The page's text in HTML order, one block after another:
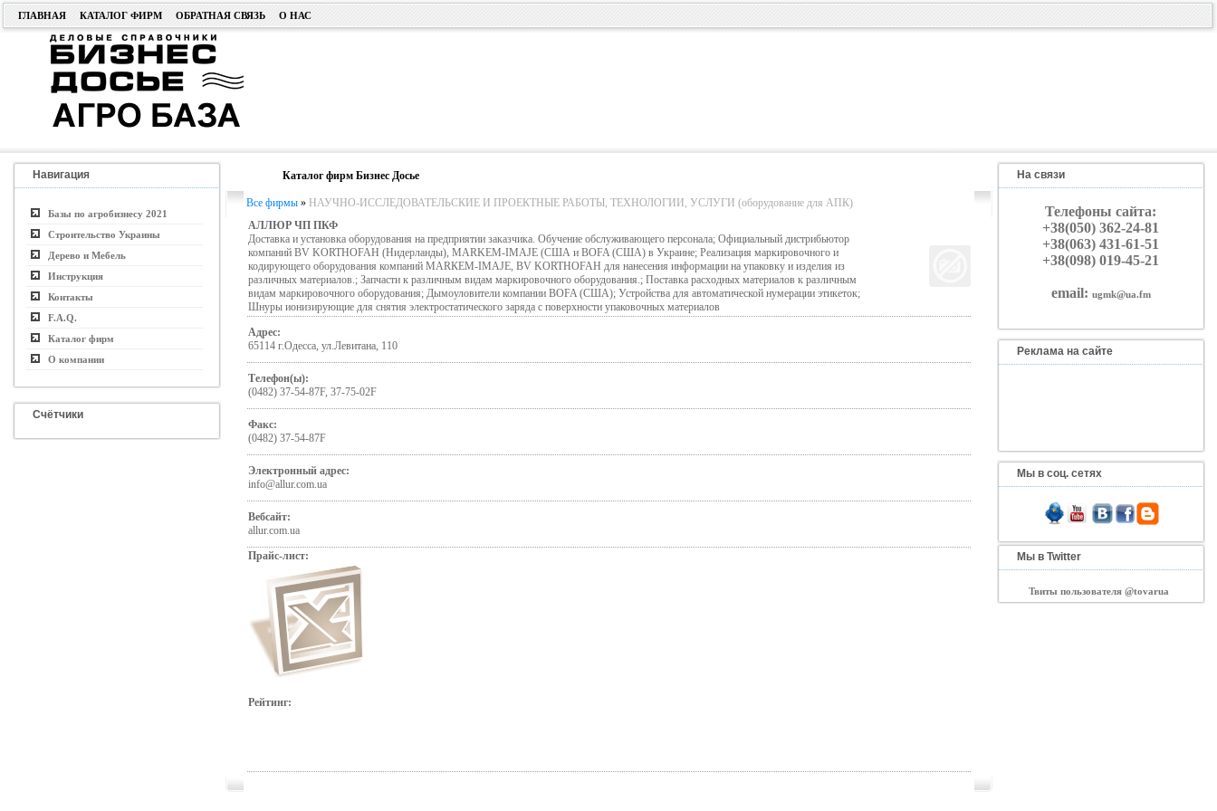
ГЛАВНАЯ КАТАЛОГ ФИРМ ОБРАТНАЯ СВЯЗЬ О НАС
Навигация
Базы по агробизнесу 2021
Строительство Украины
Дерево и Мебель
Инструкция
Контакты
F.A.Q.
Каталог фирм
О компании
Счётчики
Каталог фирм Бизнес Досье
Все фирмы» НАУЧНО-ИССЛЕДОВАТЕЛЬСКИЕ И ПРОЕКТНЫЕ РАБОТЫ, ТЕХНОЛОГИИ, УСЛУГИ (оборудование для АПК)
АЛЛЮР ЧП ПКФ
Доставка и установка оборудования на предприятии заказчика. Обучение обслуживающего персонала; Официальный дистрибьютор
компаний BV KORTHOFAH (Нидерланды), MARKEM-IMAJE (США и BOFA (США) в Украине; Реализация маркировочного и
кодирующего оборудования компаний МАRКЕМ-IMAJE, BV KORTHOFAH для нанесения информации на упаковку и изделия из
различных материалов.; Запчасти к различным видам маркировочного оборудования.; Поставка расходных материалов к различным
видам маркировочного оборудования; Дымоуловители компании BOFA (США); Устройства для автоматической нумерации этикеток;
Шнуры ионизирующие для снятия электростатического заряда с поверхности упаковочных материалов
Адрес:
65114 г.Одесса, ул.Левитана, 110
Телефон(ы):
(0482) 37-54-87F, 37-75-02F
Факс:
(0482) 37-54-87F
Электронный адрес:
info@allur.com.ua
Вебсайт:
allur.com.ua
Прайс-лист:
Рейтинг:
На связи
Телефоны сайта:
+38(050) 362-24-81
+38(063) 431-61-51
+38(098) 019-45-21
email: ugmk@ua.fm
Реклама на сайте
Мы в соц. сетях
Мы в Twitter
Твиты пользователя @tovarua